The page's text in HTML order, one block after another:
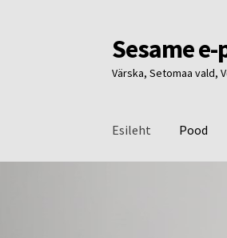
Liigu
navigeerimisele
Liigu
sisu
juurde
Sesame
Värska, Setomaa vald,
Esileht Pood